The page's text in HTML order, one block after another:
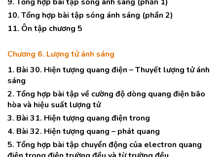
10. Tổng hợp bài tập sóng ánh sáng (phần 2)
11. Ôn tập chương 5
Chương 6. Lượng tử ánh sáng
1. Bài 30. Hiện tượng quang điện – Thuyết lượng tử ánh
sáng
2. Tổng hợp bài tập về cường độ dòng quang điện bão
hòa và hiệu suất lượng tử
3. Bài 31. Hiện tượng quang điện trong
4. Bài 32. Hiện tượng quang – phát quang
5. Tổng hợp bài tập chuyển động của electron quang